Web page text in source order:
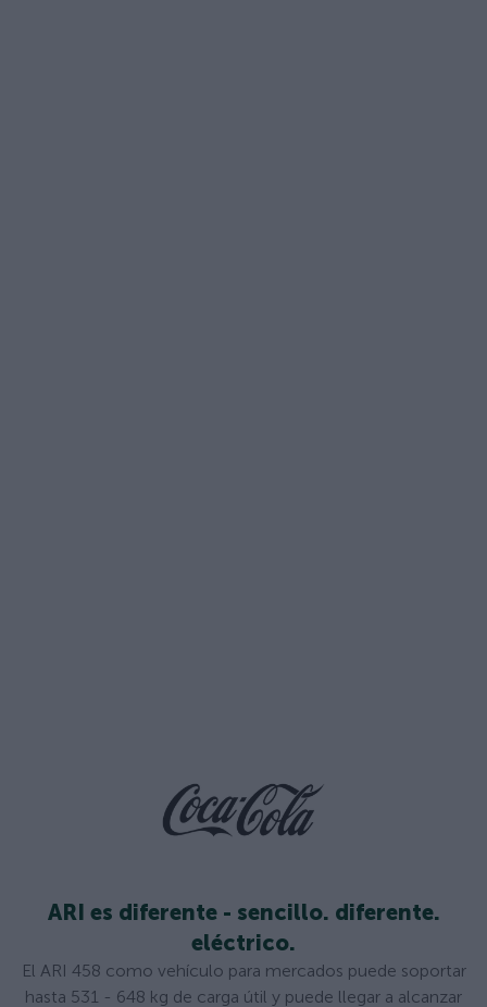
ARI es diferente - sencillo. diferente.
eléctrico.
El ARI 458 como vehículo para mercados puede soportar
hasta 531 - 648 kg de carga útil y puede llegar a alcanzar